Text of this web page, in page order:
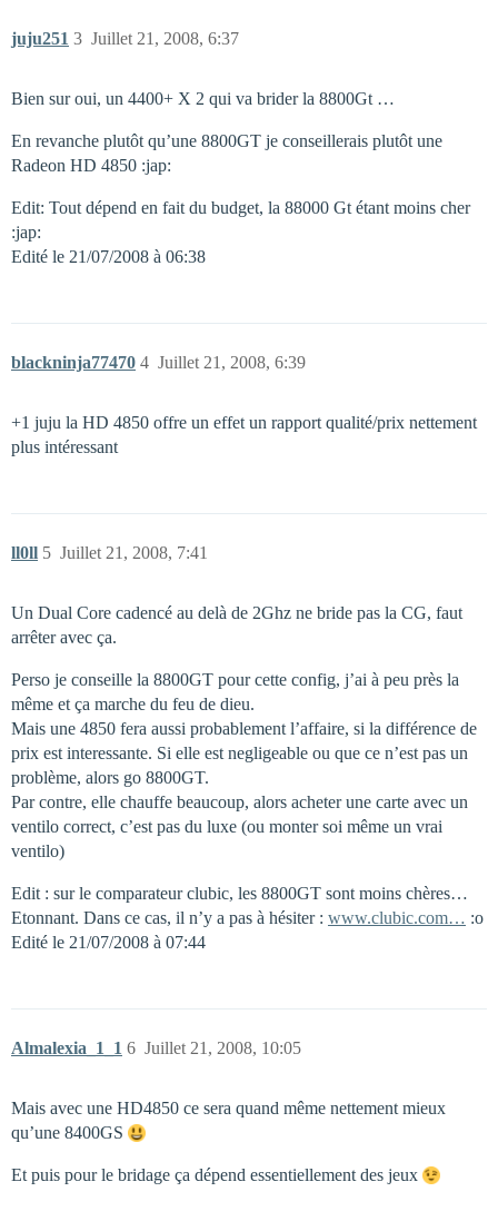
juju251 Juillet 21, 2008, 6:37
3
Bien sur oui, un 4400+ X 2 qui va brider la 8800Gt …
En revanche plutôt qu’une 8800GT je conseillerais plutôt une
Radeon HD 4850 :jap:
Edit: Tout dépend en fait du budget, la 88000 Gt étant moins cher
:jap:
Edité le 21/07/2008 à 06:38
blackninja77470 Juillet 21, 2008, 6:39
4
+1 juju la HD 4850 offre un effet un rapport qualité/prix nettement
plus intéressant
ll0ll Juillet 21, 2008, 7:41
5
Un Dual Core cadencé au delà de 2Ghz ne bride pas la CG, faut
arrêter avec ça.
Perso je conseille la 8800GT pour cette config, j’ai à peu près la
même et ça marche du feu de dieu.
Mais une 4850 fera aussi probablement l’affaire, si la différence de
prix est interessante. Si elle est negligeable ou que ce n’est pas un
problème, alors go 8800GT.
Par contre, elle chauffe beaucoup, alors acheter une carte avec un
ventilo correct, c’est pas du luxe (ou monter soi même un vrai
ventilo)
Edit : sur le comparateur clubic, les 8800GT sont moins chères…
Etonnant. Dans ce cas, il n’y a pas à hésiter : www.clubic.com… :o
Edité le 21/07/2008 à 07:44
Almalexia_1_1 Juillet 21, 2008, 10:05
6
Mais avec une HD4850 ce sera quand même nettement mieux
qu’une 8400GS
Et puis pour le bridage ça dépend essentiellement des jeux